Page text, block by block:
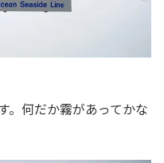
。何だか霧があってかな